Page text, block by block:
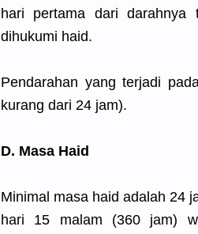
hari pertama dari
dihukumi haid.
Pendarahan yang terjadi
kurang dari 24 jam).
D. Masa Haid
Minimal masa haid adalah 24
hari 15 malam (360 jam)